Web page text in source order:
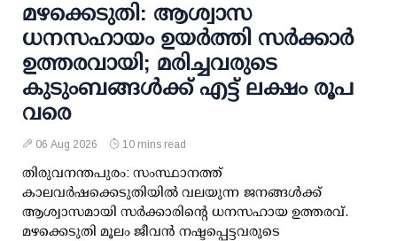
മഴക്കെടുതി: ആശ്വാസ
ധനസഹായം ഉയര്‍ത്തി സര്‍ക്കാര്‍
ഉത്തരവായി; മരിച്ചവരുടെ
കുടുംബങ്ങള്‍ക്ക് എട്ട് ലക്ഷം രൂപ
വരെ
06 Aug 2026 10 mins read
തിരുവനന്തപുരം: സംസ്ഥാനത്ത്
കാലവര്‍ഷക്കെടുതിയില്‍ വലയുന്ന ജനങ്ങള്‍ക്ക്
ആശ്വാസമായി സര്‍ക്കാരിന്റെ ധനസഹായ ഉത്തരവ്.
മഴക്കെടുതി മൂലം ജീവന്‍ നഷ്ടപ്പെട്ടവരുടെ